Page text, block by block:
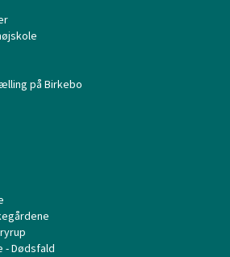
på Birkebo
- Dødsfald